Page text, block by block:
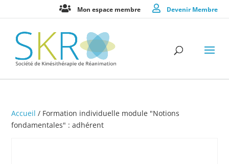
Mon espace membre Devenir Membre
Accueil / Formation individuelle module "Notions
fondamentales" : adhérent